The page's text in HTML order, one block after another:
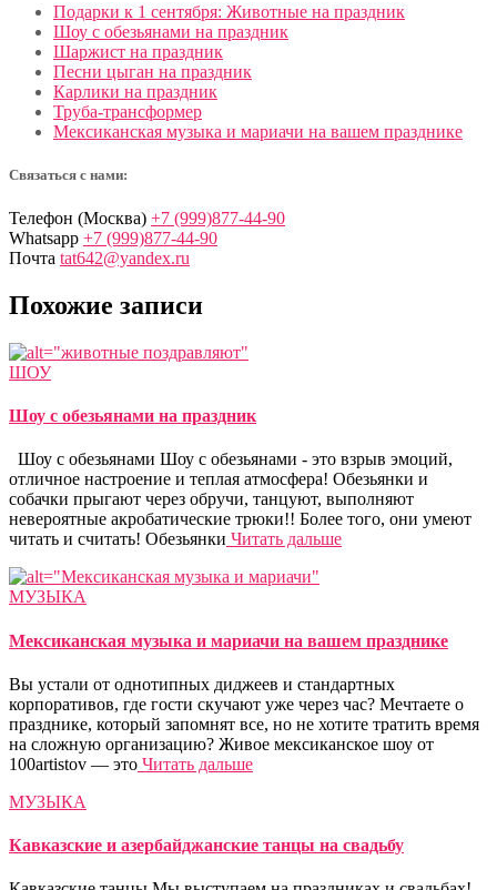
Подарки к 1 сентября: Животные на праздник
Шоу с обезьянами на праздник
Шаржист на праздник
Песни цыган на праздник
Карлики на праздник
Труба-трансформер
Мексиканская музыка и мариачи на вашем празднике
Связаться с нами:
Телефон (Москва) +7 (999)877-44-90
Whatsapp +7 (999)877-44-90
Почта tat642@yandex.ru
Похожие записи
ШОУ
Шоу с обезьянами на праздник
Шоу с обезьянами Шоу с обезьянами - это взрыв эмоций,
отличное настроение и теплая атмосфера! Обезьянки и
собачки прыгают через обручи, танцуют, выполняют
невероятные акробатические трюки!! Более того, они умеют
читать и считать! Обезьянки Читать дальше
МУЗЫКА
Мексиканская музыка и мариачи на вашем празднике
Вы устали от однотипных диджеев и стандартных
корпоративов, где гости скучают уже через час? Мечтаете о
празднике, который запомнят все, но не хотите тратить время
на сложную организацию? Живое мексиканское шоу от
100artistov — это Читать дальше
МУЗЫКА
Кавказские и азербайджанские танцы на свадьбу